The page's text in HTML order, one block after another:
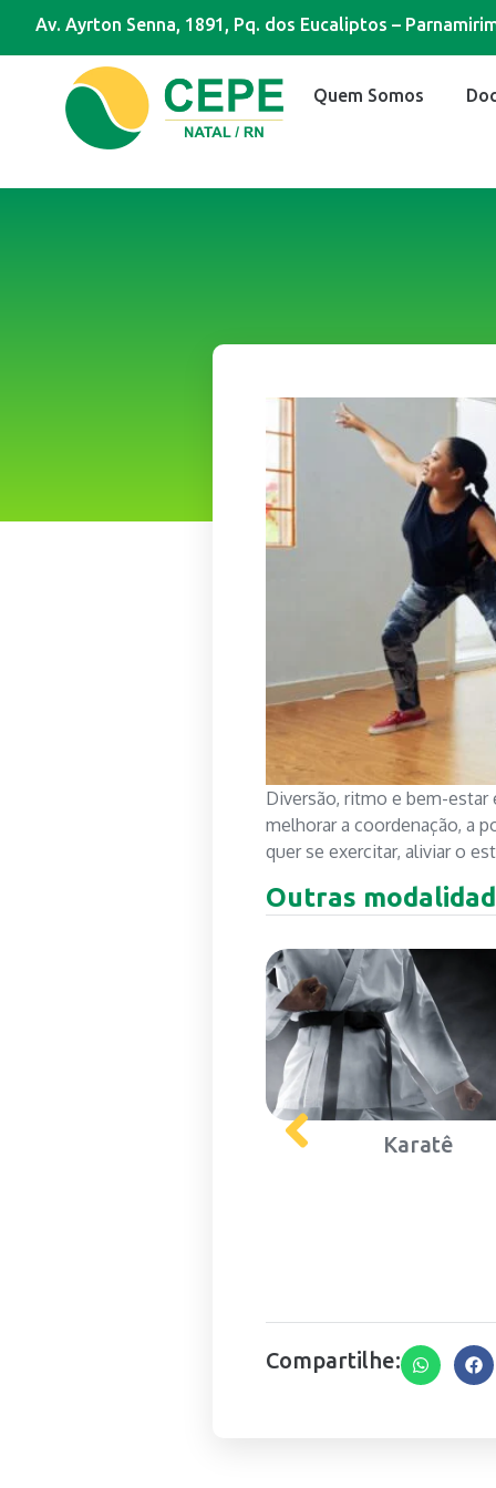
Av. Ayrton Senna, 1891, Pq. dos Eucaliptos –
Quem Somos
Diversão, ritmo e bem-estar
melhorar a coordenação, a
quer se exercitar, aliviar o
Outras
Karatê
Compartilhe: